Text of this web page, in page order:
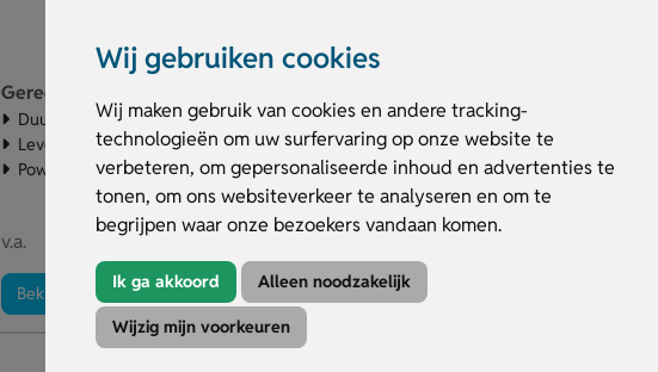
Wij gebruiken cookies
Wij maken gebruik van cookies en andere tracking-
technologieën om uw surfervaring op onze website te
verbeteren, om gepersonaliseerde inhoud en advertenties te
tonen, om ons websiteverkeer te analyseren en om te
begrijpen waar onze bezoekers vandaan komen.
Ik ga akkoord Alleen noodzakelijk
Wijzig mijn voorkeuren
Duurzame keuze
Leverbaar in diverse kleuren
Powerbank bedrukken per stuk
v.a. € 5.67
Bekijk product
Zaklamp en powerbank in 1
Per stuk verpakt in een doosje
Te graveren of bedrukken
€ 5.95
Bekijk product